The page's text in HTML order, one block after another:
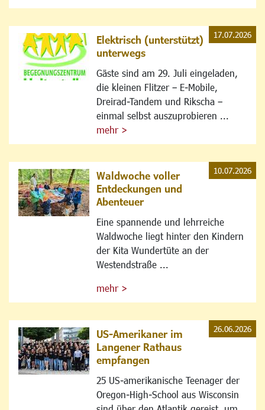
Elektrisch (unterstützt)
unterwegs
Gäste sind am 29. Juli eingeladen,
die kleinen Flitzer – E-Mobile,
Dreirad-Tandem und Rikscha –
einmal selbst auszuprobieren ...
mehr >
17.07.2026
Waldwoche voller
Entdeckungen und
Abenteuer
Eine spannende und lehrreiche
Waldwoche liegt hinter den Kindern
der Kita Wundertüte an der
Westendstraße ...
mehr >
10.07.2026
US-Amerikaner im
Langener Rathaus
empfangen
25 US-amerikanische Teenager der
Oregon-High-School aus Wisconsin
26.06.2026